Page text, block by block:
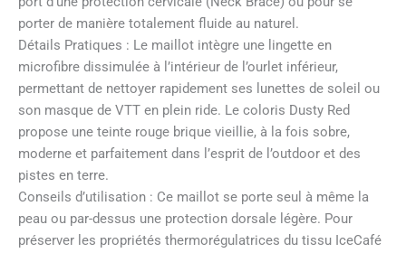
porter de manière totalement fluide au naturel.
Détails Pratiques : Le maillot intègre une lingette en
microfibre dissimulée à l’intérieur de l’ourlet inférieur,
permettant de nettoyer rapidement ses lunettes de soleil ou
son masque de VTT en plein ride. Le coloris Dusty Red
propose une teinte rouge brique vieillie, à la fois sobre,
moderne et parfaitement dans l’esprit de l’outdoor et des
pistes en terre.
Conseils d’utilisation : Ce maillot se porte seul à même la
peau ou par-dessus une protection dorsale légère. Pour
préserver les propriétés thermorégulatrices du tissu IceCafé